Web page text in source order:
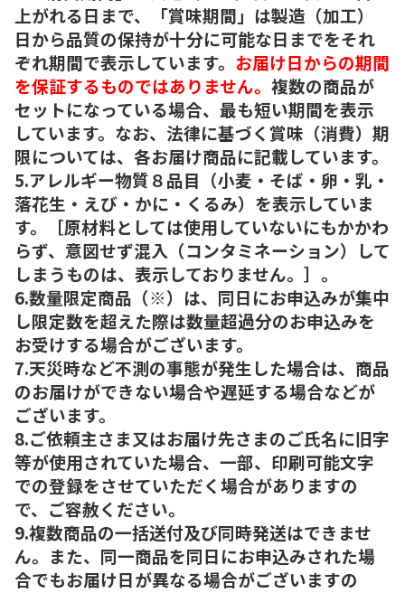
上がれる日まで、「賞味期間」は製造（加工）
日から品質の保持が十分に可能な日までをそれ
ぞれ期間で表示しています。 お届け日からの期間
を保証するものではありません。 複数の商品が
セットになっている場合、最も短い期間を表示
しています。なお、法律に基づく賞味（消費）期
限については、各お届け商品に記載しています。
5.アレルギー物質８品目（小麦・そば・卵・乳・
落花生・えび・かに・くるみ）を表示していま
す。［原材料としては使用していないにもかかわ
らず、意図せず混入（コンタミネーション）して
しまうものは、表示しておりません。］。
6.数量限定商品（※）は、同日にお申込みが集中
し限定数を超えた際は数量超過分のお申込みを
お受けする場合がございます。
7.天災時など不測の事態が発生した場合は、商品
のお届けができない場合や遅延する場合などが
ございます。
8.ご依頼主さま又はお届け先さまのご氏名に旧字
等が使用されていた場合、一部、印刷可能文字
での登録をさせていただく場合がありますの
で、ご容赦ください。
9.複数商品の一括送付及び同時発送はできませ
ん。また、同一商品を同日にお申込みされた場
合でもお届け日が異なる場合がございますの